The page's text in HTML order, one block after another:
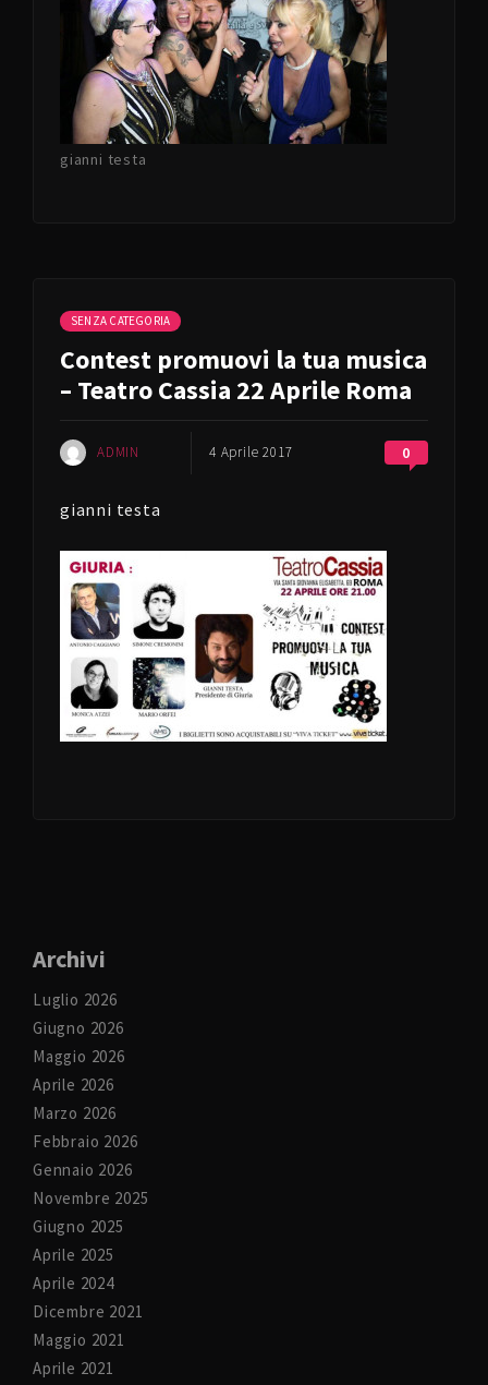
gianni testa
SENZA CATEGORIA
Contest promuovi la tua musica
– Teatro Cassia 22 Aprile Roma
ADMIN 4 Aprile 2017 0
gianni testa
Archivi
Luglio 2026
Giugno 2026
Maggio 2026
Aprile 2026
Marzo 2026
Febbraio 2026
Gennaio 2026
Novembre 2025
Giugno 2025
Aprile 2025
Aprile 2024
Dicembre 2021
Maggio 2021
Aprile 2021